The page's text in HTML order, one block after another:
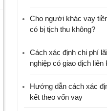
Cho người khác vay
có bị tịch thu không?
Cách xác định chi phí
nghiệp có giao dịch liên
Hướng dẫn cách xác
kết theo vốn vay